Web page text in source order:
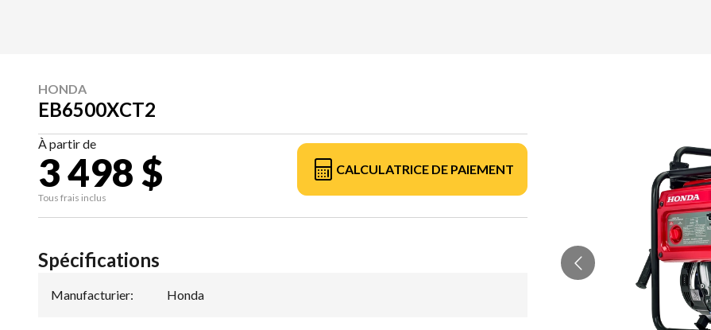
HONDA
EB6500XCT2
À partir de
3 498 $
Tous frais inclus
CALCULATRICE DE PAIEMENT
Spécifications
Manufacturier: Honda